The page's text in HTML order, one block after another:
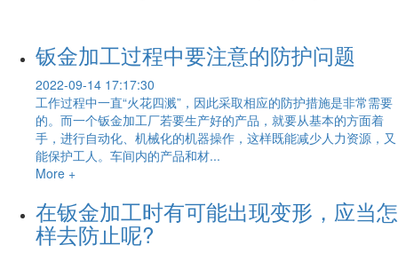
钣金加工过程中要注意的防护问题
2022-09-14 17:17:30
工作过程中一直“火花四溅”，因此采取相应的防护措施是非常需要
的。而一个钣金加工厂若要生产好的产品，就要从基本的方面着
手，进行自动化、机械化的机器操作，这样既能减少人力资源，又
能保护工人。车间内的产品和材...
More +
在钣金加工时有可能出现变形，应当怎
样去防止呢?